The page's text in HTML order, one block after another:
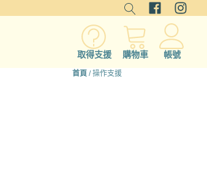
取得支援 購物車 帳號
首頁 / 操作支援